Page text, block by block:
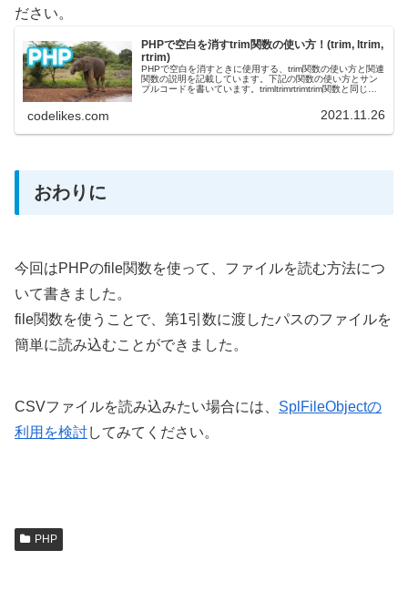
ださい。
PHPで空白を消すtrim関数の使い方！(trim, ltrim,
rtrim)
PHPで空白を消すときに使用する、trim関数の使い方と関連
関数の説明を記載しています。下記の関数の使い方とサン
プルコードを書いています。trimltrimrtrimtrim関数と同じよ
codelikes.com 2021.11.26
おわりに
今回はPHPのfile関数を使って、ファイルを読む方法につ
いて書きました。
file関数を使うことで、第1引数に渡したパスのファイルを
簡単に読み込むことができました。
CSVファイルを読み込みたい場合には、 SplFileObjectの
利用を検討してみてください。
PHP